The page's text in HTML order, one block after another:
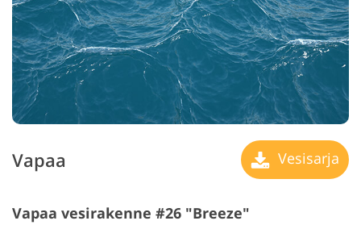
Vapaa Vesisarja
Vapaa vesirakenne #26 "Breeze"